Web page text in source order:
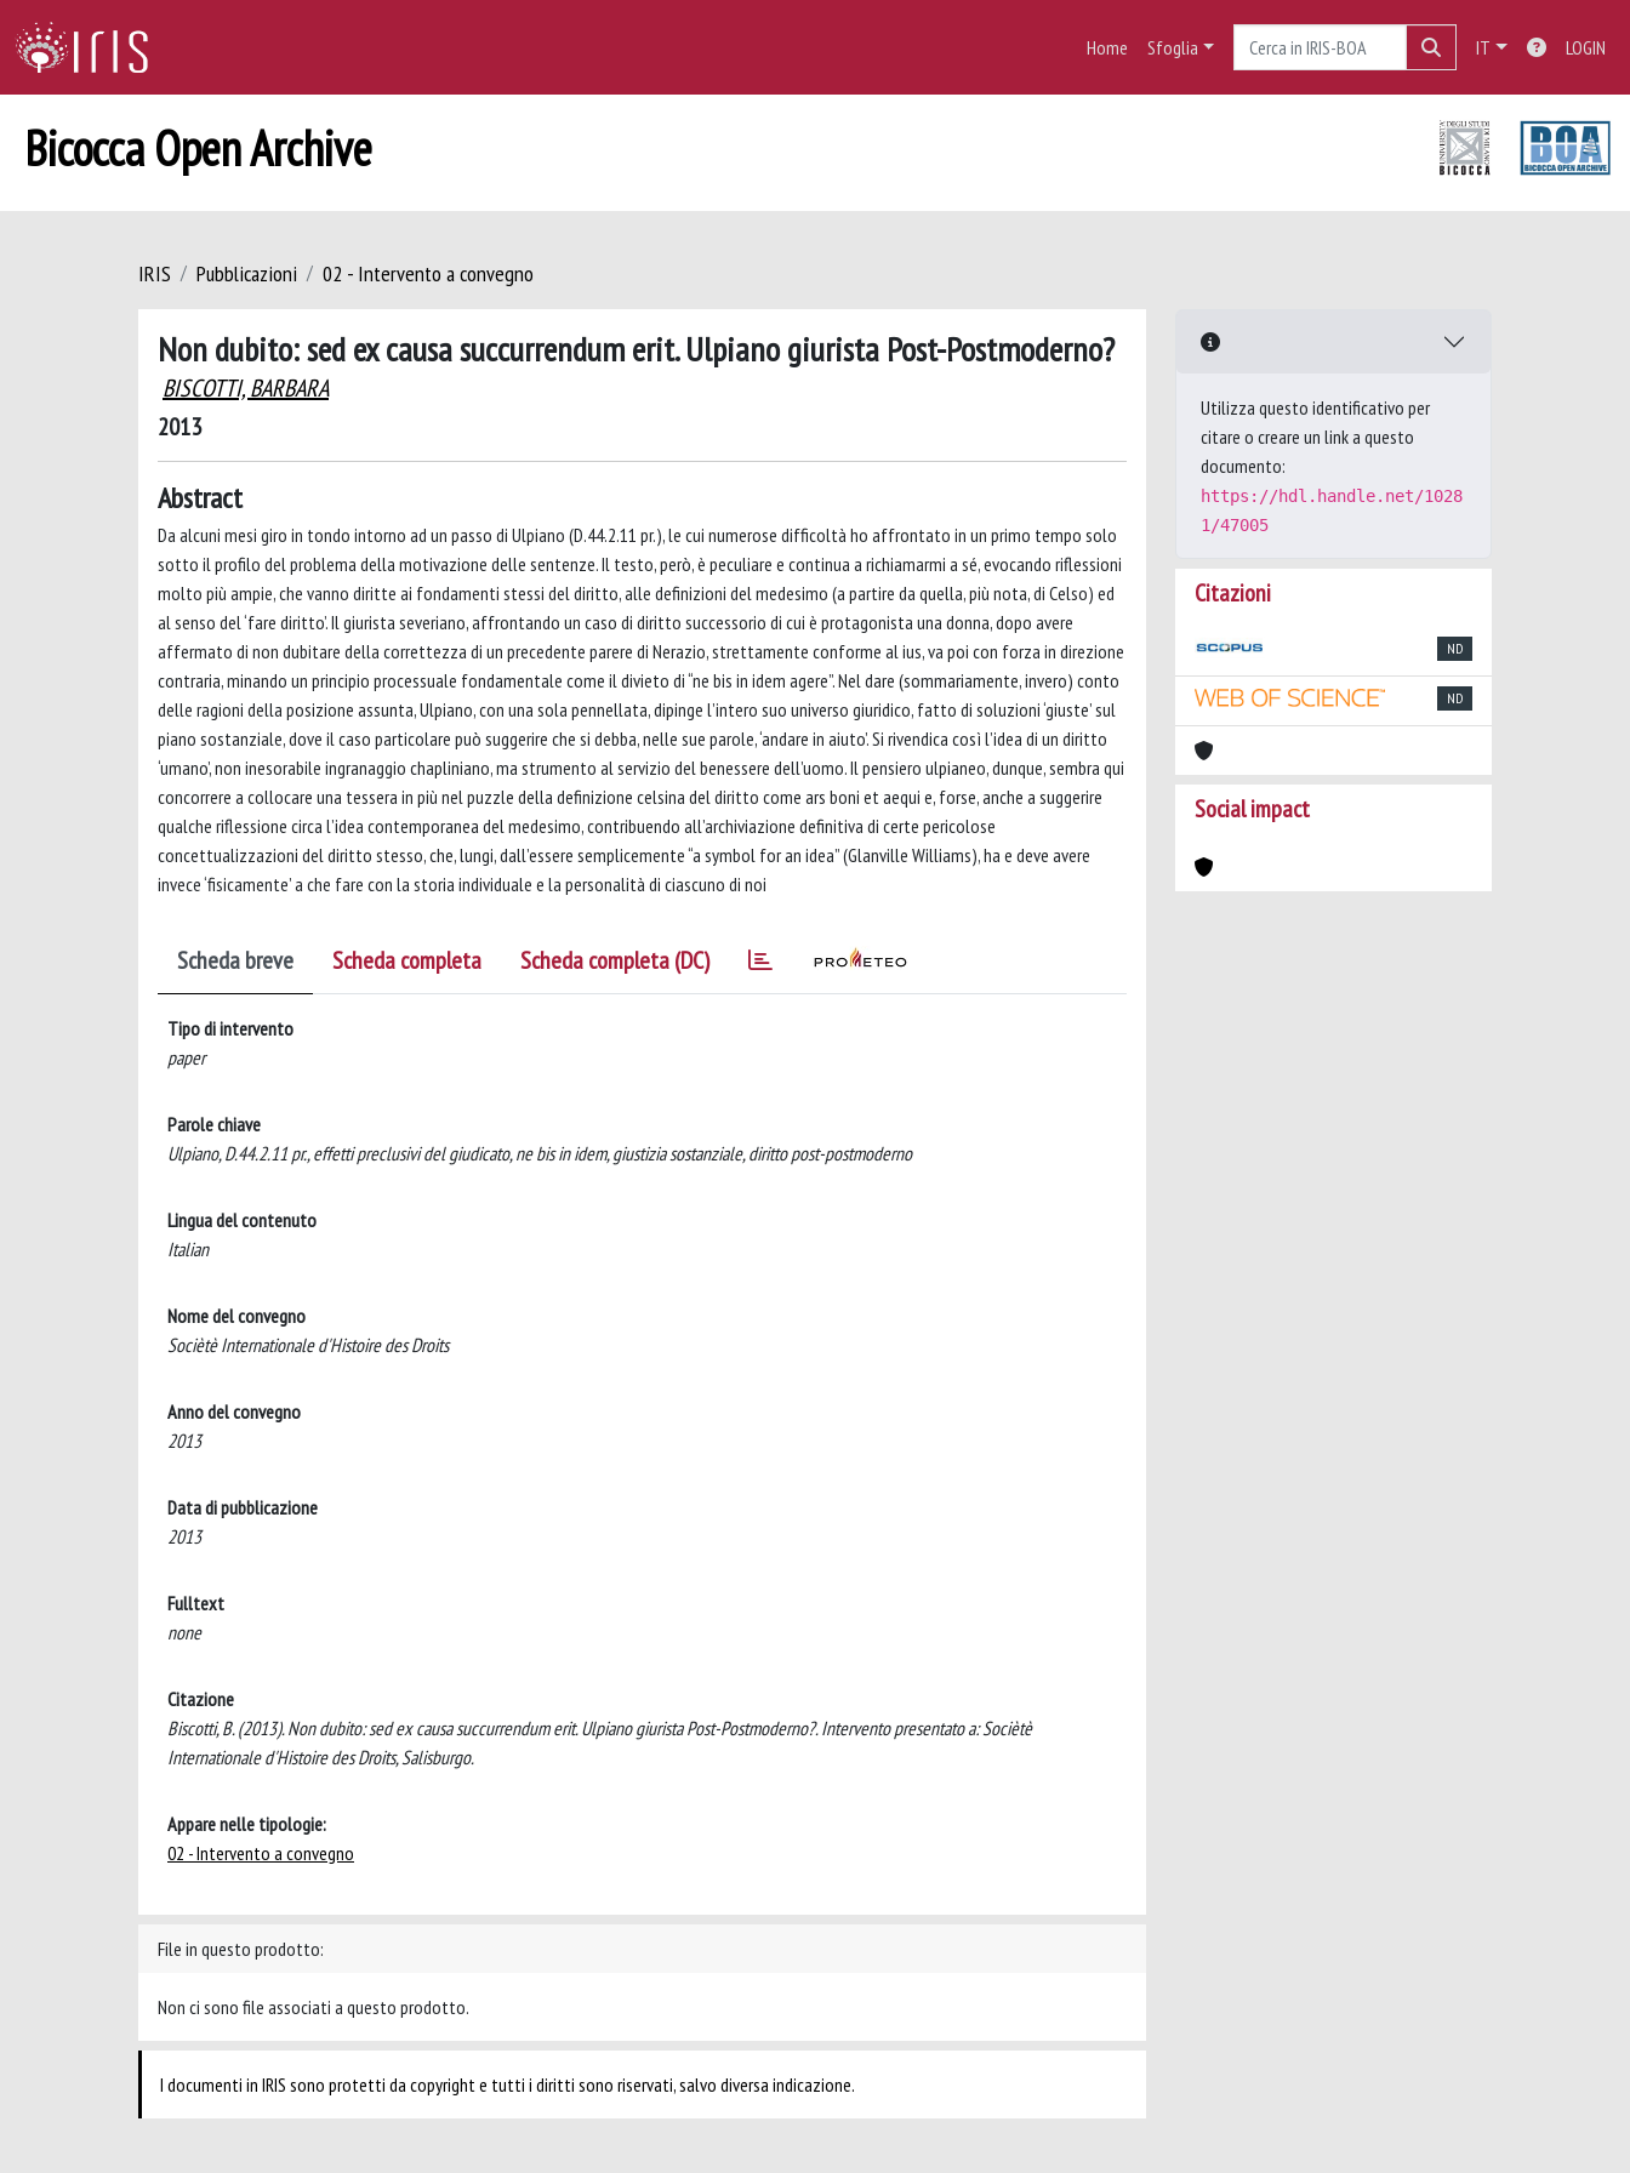
Home Sfoglia IT LOGIN
Bicocca Open Archive
IRIS Pubblicazioni 02 - Intervento a convegno
Non dubito: sed ex causa succurrendum erit. Ulpiano giurista Post-Postmoderno?
BISCOTTI, BARBARA
2013
Abstract
Da alcuni mesi giro in tondo intorno ad un passo di Ulpiano (D.44.2.11 pr.), le cui numerose difficoltà ho affrontato in un primo tempo solo
sotto il profilo del problema della motivazione delle sentenze. Il testo, però, è peculiare e continua a richiamarmi a sé, evocando riflessioni
molto più ampie, che vanno diritte ai fondamenti stessi del diritto, alle definizioni del medesimo (a partire da quella, più nota, di Celso) ed
al senso del ‘fare diritto’. Il giurista severiano, affrontando un caso di diritto successorio di cui è protagonista una donna, dopo avere
affermato di non dubitare della correttezza di un precedente parere di Nerazio, strettamente conforme al ius, va poi con forza in direzione
contraria, minando un principio processuale fondamentale come il divieto di “ne bis in idem agere”. Nel dare (sommariamente, invero) conto
delle ragioni della posizione assunta, Ulpiano, con una sola pennellata, dipinge l’intero suo universo giuridico, fatto di soluzioni ‘giuste’ sul
piano sostanziale, dove il caso particolare può suggerire che si debba, nelle sue parole, ‘andare in aiuto’. Si rivendica così l’idea di un diritto
‘umano’, non inesorabile ingranaggio chapliniano, ma strumento al servizio del benessere dell’uomo. Il pensiero ulpianeo, dunque, sembra qui
concorrere a collocare una tessera in più nel puzzle della definizione celsina del diritto come ars boni et aequi e, forse, anche a suggerire
qualche riflessione circa l’idea contemporanea del medesimo, contribuendo all’archiviazione definitiva di certe pericolose
concettualizzazioni del diritto stesso, che, lungi, dall’essere semplicemente “a symbol for an idea” (Glanville Williams), ha e deve avere
invece ‘fisicamente’ a che fare con la storia individuale e la personalità di ciascuno di noi
Scheda breve Scheda completa Scheda completa (DC)
Tipo di intervento
paper
Parole chiave
Ulpiano, D.44.2.11 pr., effetti preclusivi del giudicato, ne bis in idem, giustizia sostanziale, diritto post-postmoderno
Lingua del contenuto
Italian
Nome del convegno
Sociètè Internationale d'Histoire des Droits
Anno del convegno
2013
Data di pubblicazione
2013
Fulltext
none
Citazione
Biscotti, B. (2013). Non dubito: sed ex causa succurrendum erit. Ulpiano giurista Post-Postmoderno?. Intervento presentato a: Sociètè
Internationale d'Histoire des Droits, Salisburgo.
Appare nelle tipologie:
02 - Intervento a convegno
File in questo prodotto:
Non ci sono file associati a questo prodotto.
I documenti in IRIS sono protetti da copyright e tutti i diritti sono riservati, salvo diversa indicazione.
Utilizza questo identificativo per
citare o creare un link a questo
documento:
https://hdl.handle.net/1028
1/47005
Citazioni
ND
ND
Social impact